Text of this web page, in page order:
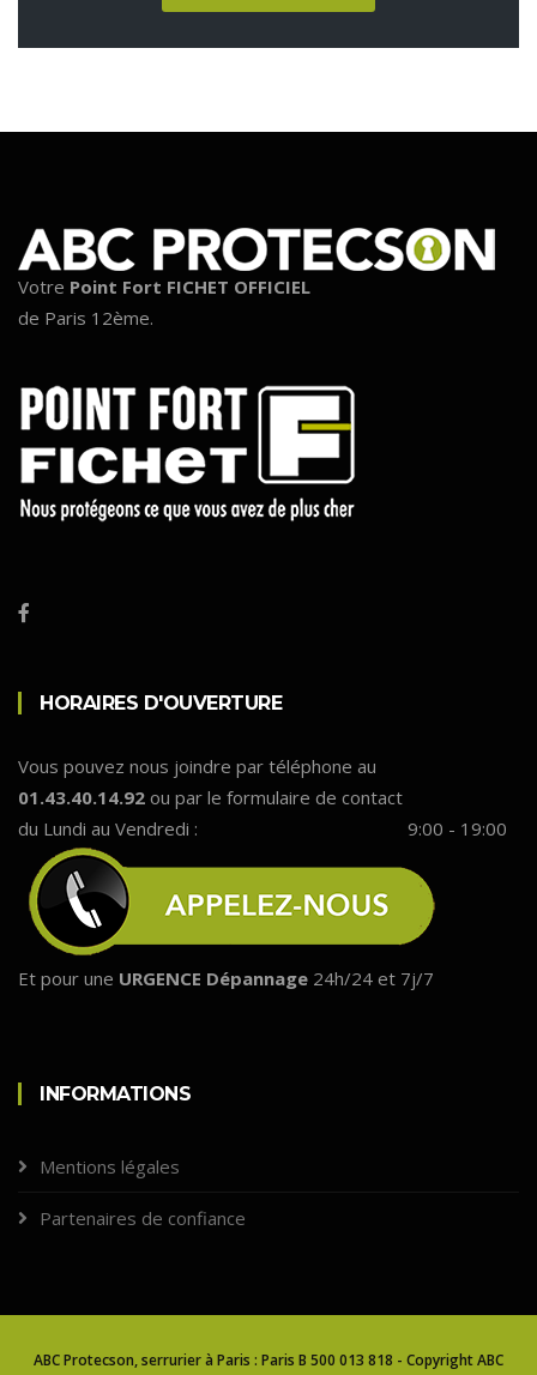
Votre Point Fort FICHET OFFICIEL
de Paris 12ème.
HORAIRES D'OUVERTURE
Vous pouvez nous joindre par téléphone au
01.43.40.14.92 ou par le formulaire de contact
du Lundi au Vendredi :
9:00 - 19:00
Et pour une URGENCE Dépannage 24h/24 et 7j/7
INFORMATIONS
Mentions légales
Partenaires de confiance
ABC Protecson, serrurier à Paris : Paris B 500 013 818 - Copyright ABC